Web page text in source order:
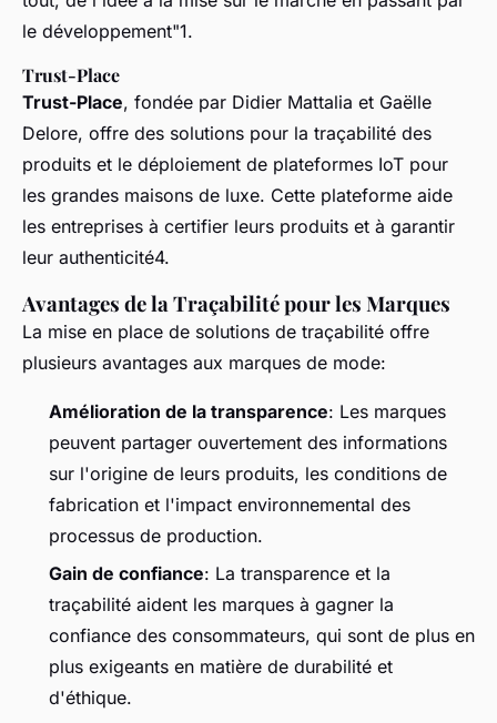
le développement"1.
Trust-Place
Trust-Place, fondée par Didier Mattalia et Gaëlle
Delore, offre des solutions pour la traçabilité des
produits et le déploiement de plateformes IoT pour
les grandes maisons de luxe. Cette plateforme aide
les entreprises à certifier leurs produits et à garantir
leur authenticité4.
Avantages de la Traçabilité pour les Marques
La mise en place de solutions de traçabilité offre
plusieurs avantages aux marques de mode:
Amélioration de la transparence: Les marques
peuvent partager ouvertement des informations
sur l'origine de leurs produits, les conditions de
fabrication et l'impact environnemental des
processus de production.
Gain de confiance: La transparence et la
traçabilité aident les marques à gagner la
confiance des consommateurs, qui sont de plus en
plus exigeants en matière de durabilité et
d'éthique.